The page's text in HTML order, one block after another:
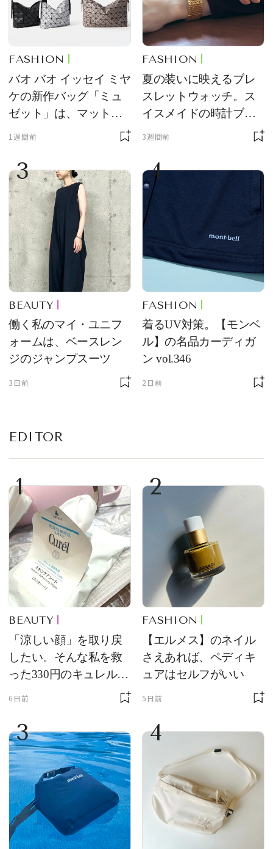
FASHION
バオ バオ イッセイ ミヤ
ケの新作バッグ「ミュ
ゼット」は、マットな
1週間前
FASHION
夏の装いに映えるブレ
スレットウォッチ。ス
イスメイドの時計ブラ
ンド【フレデリック・
をレビュー。【それい
け！ 良品ハンター】
3週間前
3
BEAUTY
働く私のマイ・ユニフ
ォームは、ベースレン
ジのジャンプスーツ
3日前
4
FASHION
着るUV対策。【モンベ
ル】の名品カーディガ
ン vol.346
2日前
EDITOR
1
BEAUTY
「涼しい顔」を取り戻
したい。そんな私を救
った330円のキュレル名
6日前
2
FASHION
【エルメス】のネイル
さえあれば、ペディキ
ュアはセルフがいい
5日前
3 4